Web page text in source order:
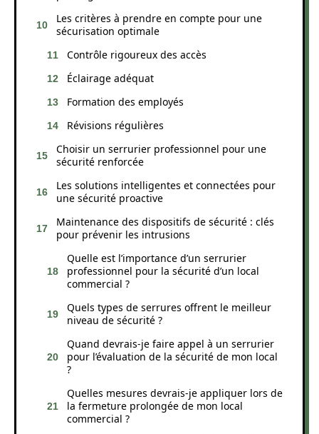
Les critères à prendre en compte pour une
sécurisation optimale
Contrôle rigoureux des accès
Éclairage adéquat
Formation des employés
Révisions régulières
Choisir un serrurier professionnel pour une
sécurité renforcée
Les solutions intelligentes et connectées pour
une sécurité proactive
Maintenance des dispositifs de sécurité : clés
pour prévenir les intrusions
Quelle est l’importance d’un serrurier
professionnel pour la sécurité d’un local
commercial ?
Quels types de serrures offrent le meilleur
niveau de sécurité ?
Quand devrais-je faire appel à un serrurier
pour l’évaluation de la sécurité de mon local
?
Quelles mesures devrais-je appliquer lors de
la fermeture prolongée de mon local
commercial ?